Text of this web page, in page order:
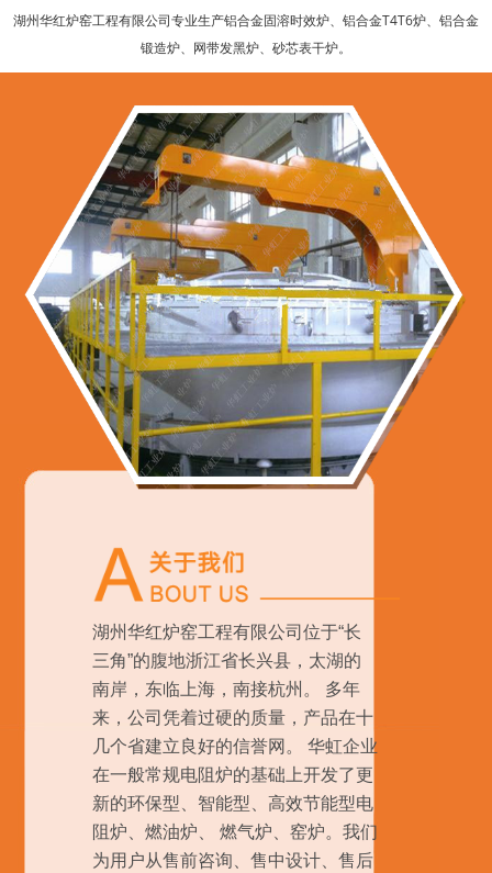
湖州华红炉窑工程有限公司专业生产铝合金固溶时效炉、铝合金T4T6炉、铝合金
锻造炉、网带发黑炉、砂芯表干炉。
湖州华红炉窑工程有限公司位于“长
三角”的腹地浙江省长兴县，太湖的
南岸，东临上海，南接杭州。 多年
来，公司凭着过硬的质量，产品在十
几个省建立良好的信誉网。 华虹企业
在一般常规电阻炉的基础上开发了更
新的环保型、智能型、高效节能型电
阻炉、燃油炉、 燃气炉、窑炉。我们
为用户从售前咨询、售中设计、售后